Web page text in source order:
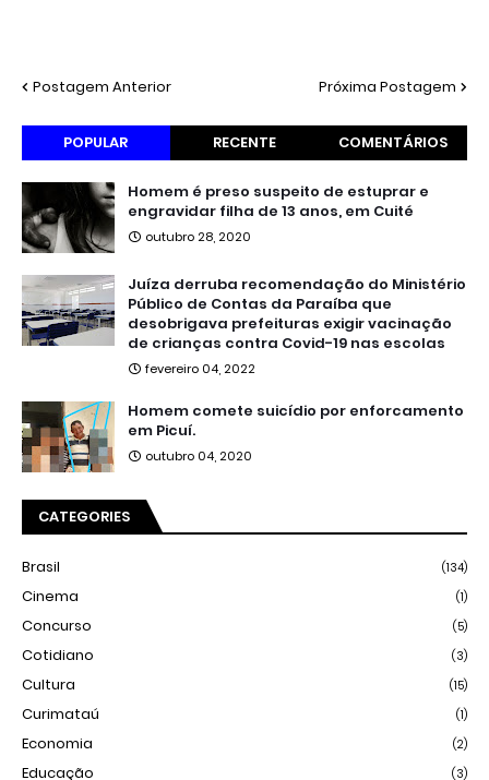
Postagem Anterior Próxima Postagem
POPULAR RECENTE COMENTÁRIOS
Homem é preso suspeito de estuprar e
engravidar filha de 13 anos, em Cuité
outubro 28, 2020
Juíza derruba recomendação do Ministério
Público de Contas da Paraíba que
desobrigava prefeituras exigir vacinação
de crianças contra Covid-19 nas escolas
fevereiro 04, 2022
Homem comete suicídio por enforcamento
em Picuí.
outubro 04, 2020
CATEGORIES
Brasil (134)
Cinema (1)
Concurso (5)
Cotidiano (3)
Cultura (15)
Curimataú (1)
Economia (2)
Educação (3)